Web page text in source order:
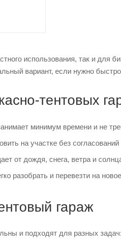
использования, так и для
вариант, если нужно
тентовых
минимум времени и не
на участке без
от дождя, снега, ветра и
разобрать и перевезти на
гараж
и подходят для разных задач: